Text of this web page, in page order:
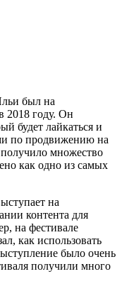
был на
2018 году. Он
будет лайкаться и
по продвижению на
множество
как одно из самых
на
контента для
на фестивале
как использовать
было очень
получили много